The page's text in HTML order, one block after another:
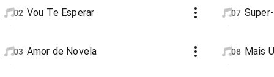
02 Vou Te Esperar
03 Amor de Novela
07
08 Mais